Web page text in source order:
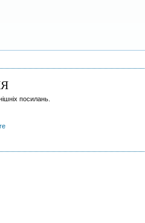
посилань.